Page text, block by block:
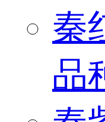
秦
品